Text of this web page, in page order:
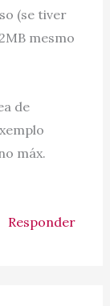
(se tiver
mesmo
de
máx.
Responder